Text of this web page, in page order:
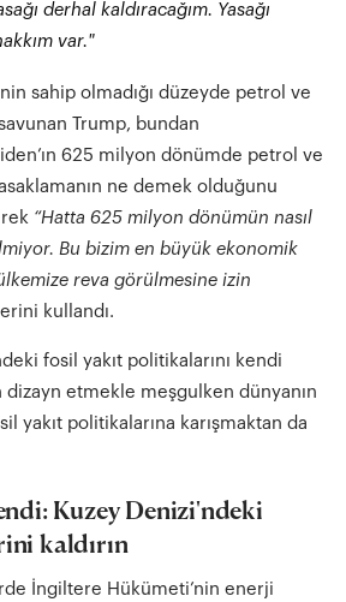
derhal kaldıracağım. Yasağı
var."
sahip olmadığı düzeyde petrol ve
Trump, bundan
625 milyon dönümde petrol ve
ne demek olduğunu
“Hatta 625 milyon dönümün nasıl
Bu bizim en büyük ekonomik
reva görülmesine izin
kullandı.
fosil yakıt politikalarını kendi
etmekle meşgulken dünyanın
yakıt politikalarına karışmaktan da
Kuzey Denizi'ndeki
kaldırın
İngiltere Hükümeti’nin enerji